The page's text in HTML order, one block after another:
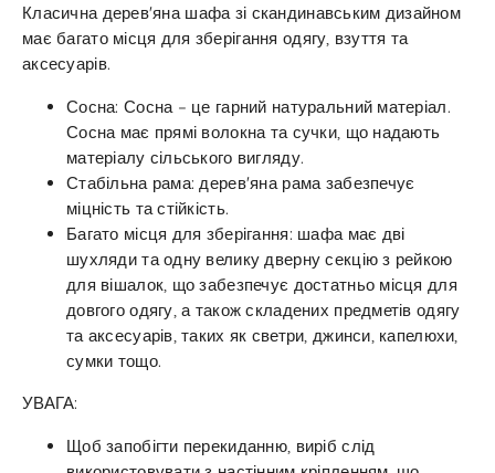
Класична дерев'яна шафа зі скандинавським дизайном
має багато місця для зберігання одягу, взуття та
аксесуарів.
Сосна: Сосна – це гарний натуральний матеріал.
Сосна має прямі волокна та сучки, що надають
матеріалу сільського вигляду.
Стабільна рама: дерев'яна рама забезпечує
міцність та стійкість.
Багато місця для зберігання: шафа має дві
шухляди та одну велику дверну секцію з рейкою
для вішалок, що забезпечує достатньо місця для
довгого одягу, а також складених предметів одягу
та аксесуарів, таких як светри, джинси, капелюхи,
сумки тощо.
УВАГА:
Щоб запобігти перекиданню, виріб слід